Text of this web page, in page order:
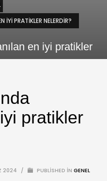
IYI PRATIKLER NELERDIR?
en iyi pratikler
pratikler
2024 / PUBLISHED IN GENEL